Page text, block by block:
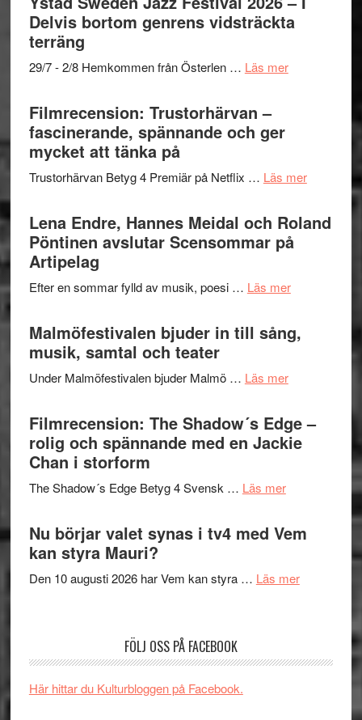
och
Dana
grönaste
gräset
en
hjärtevarm
Delvis bortom genrens vidsträckta
terräng
29/7 - 2/8 Hemkommen från Österlen … Läs merom
–
Delvis
bortom
terräng
Filmrecension: Trustorhärvan –
fascinerande, spännande och ger
mycket att tänka på
Trustorhärvan Betyg 4 Premiär på Netflix … Läs merom
–
Lena Endre, Hannes Meidal och Roland
Pöntinen avslutar Scensommar på
Artipelag
Efter en sommar fylld av musik, poesi … Läs merom
Hannes
Pöntinen
avslutar
Scensommar
Malmöfestivalen bjuder in till sång,
musik, samtal och teater
Under Malmöfestivalen bjuder Malmö … Läs merom
in
till
och
Filmrecension: The Shadow´s Edge –
rolig och spännande med en Jackie
Chan i storform
The Shadow´s Edge Betyg 4 Svensk … Läs merom
Shadow
Edge
spännande
Nu börjar valet synas i tv4 med Vem
kan styra Mauri?
Den 10 augusti 2026 har Vem kan styra … Läs merom
FÖLJ OSS PÅ FACEBOOK
Här hittar du Kulturbloggen på Facebook.